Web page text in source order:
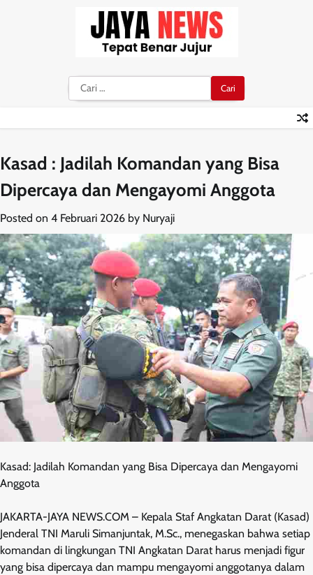
Cari
untuk:
Kasad : Jadilah Komandan yang Bisa
Dipercaya dan Mengayomi Anggota
Posted on 4 Februari 2026 by Nuryaji
Kasad: Jadilah Komandan yang Bisa Dipercaya dan Mengayomi
Anggota
JAKARTA-JAYA NEWS.COM – Kepala Staf Angkatan Darat (Kasad)
Jenderal TNI Maruli Simanjuntak, M.Sc., menegaskan bahwa setiap
komandan di lingkungan TNI Angkatan Darat harus menjadi figur
yang bisa dipercaya dan mampu mengayomi anggotanya dalam